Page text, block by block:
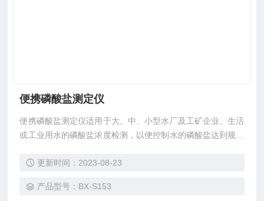
便携磷酸盐测定仪
便携磷酸盐测定仪适用于大、中、小型水厂及工矿企业、生活
或工业用水的磷酸盐浓度检测，以便控制水的磷酸盐达到规定
统的目视比色法。减少了人为误差，因此测量分辨率大大提
更新时间：2023-08-23
产品型号：BX-S153